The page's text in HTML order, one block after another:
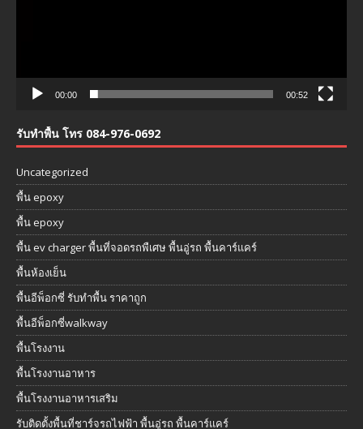
00:00 00:52
รับทำพื้น โทร 084-976-0692
Uncategorized
พื้น epoxy
พื้น epoxy
พื้น ev charger พื้นที่จอดรถพืเศษ พื้นอู่รถ พื้นคาร์แคร์
พื้นห้องเย็น
พื้นอีพ็อกซี่ รับทำพื้น ราคาถูก
พื้นอีพ็อกซี่walkway
พื้นโรงงาน
พื้นโรงงานอาหาร
พื้นโรงงานอาหารเสริม
รับติดตั้งพื้นที่ชาร์จรถไฟฟ้า พื้นอู่รถ พื้นคาร์แคร์